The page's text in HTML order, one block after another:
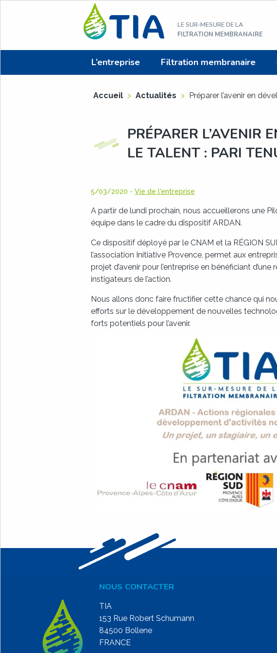
LE SUR-MESURE DE LA
FILTRATION MEMBRANAIRE
L’entreprise Filtration membranaire
Accueil > Actualités > Préparer l’avenir en
PRÉPARER L’AVENIR
LE TALENT : PARI
5/03/2020 - Vie de l'entreprise
A partir de lundi prochain, nous accueillerons une
équipe dans le cadre du dispositif ARDAN.
Ce dispositif déployé par le CNAM et la RÉGION
l’association Initiative Provence, permet aux
projet d’avenir pour l’entreprise en bénéficiant
instigateurs de l’action.
Nous allons donc faire fructifier cette chance qui
efforts sur le développement de nouvelles
forts potentiels pour l’avenir.
NOUS CONTACTER
TIA
153 Rue Robert Schumann
84500 Bollene
FRANCE